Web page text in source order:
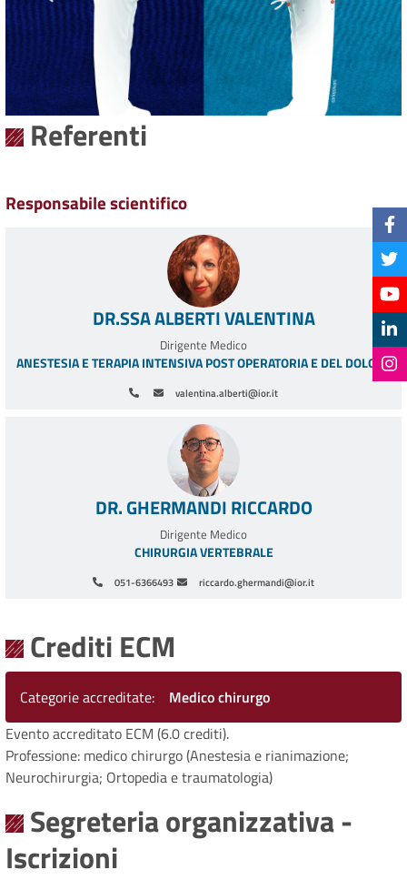
Referenti
Responsabile scientifico
valentina.alberti@ior.it
DR.SSA ALBERTI VALENTINA
Dirigente Medico
ANESTESIA E TERAPIA INTENSIVA POST OPERATORIA E DEL DOLORE
051-6366493 riccardo.ghermandi@ior.it
DR. GHERMANDI RICCARDO
Dirigente Medico
CHIRURGIA VERTEBRALE
Crediti ECM
Categorie accreditate
Medico chirurgo
Evento accreditato ECM (6.0 crediti).
Professione: medico chirurgo (Anestesia e rianimazione;
Neurochirurgia; Ortopedia e traumatologia)
Segreteria organizzativa -
Iscrizioni